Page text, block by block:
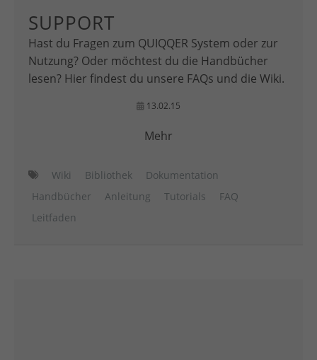
SUPPORT
Hast du Fragen zum QUIQQER System oder zur
Nutzung? Oder möchtest du die Handbücher
lesen? Hier findest du unsere FAQs und die Wiki.
13.02.15
Mehr
Wiki Bibliothek
Dokumentation
Handbücher
Anleitung Tutorials
FAQ
Leitfaden